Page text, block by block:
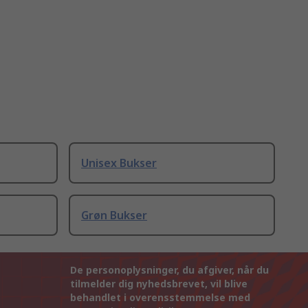
Unisex Bukser
Grøn Bukser
De personoplysninger, du afgiver, når du
tilmelder dig nyhedsbrevet, vil blive
behandlet i overensstemmelse med